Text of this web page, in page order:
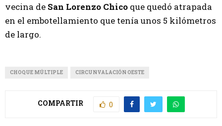
vecina de San Lorenzo Chico que quedó atrapada
en el embotellamiento que tenía unos 5 kilómetros
de largo.
CHOQUE MÚLTIPLE CIRCUNVALACIÓN OESTE
COMPARTIR 0